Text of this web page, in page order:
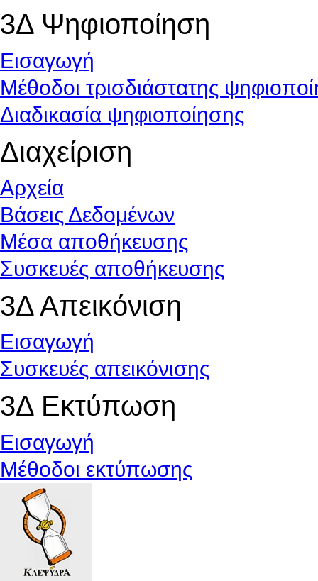
3Δ Ψηφιοποίηση
Εισαγωγή
Μέθοδοι τρισδιάστατης
Διαδικασία ψηφιοποίησης
Διαχείριση
Αρχεία
Βάσεις Δεδομένων
Μέσα αποθήκευσης
Συσκευές αποθήκευσης
3Δ Απεικόνιση
Εισαγωγή
Συσκευές απεικόνισης
3Δ Εκτύπωση
Εισαγωγή
Μέθοδοι εκτύπωσης